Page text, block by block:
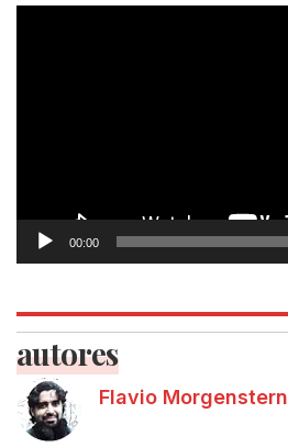
Tocador
00:00
autores
Flavio Morgenstern